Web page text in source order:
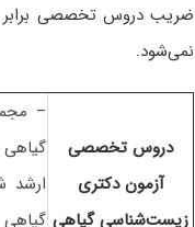
ضریب دروس تخصصی برابر ۵
نمی‌شود.
دروس تخصصی
آزمون دکتری
زیست‌شناسی گیاهی